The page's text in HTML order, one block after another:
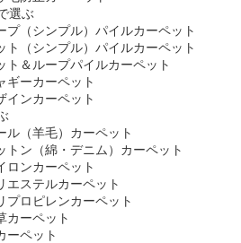
選ぶ
プ（シンプル）パイルカーペット
ト（シンプル）パイルカーペット
ト＆ループパイルカーペット
ギーカーペット
インカーペット
ル（羊毛）カーペット
トン（綿・デニム）カーペット
ロンカーペット
エステルカーペット
プロピレンカーペット
カーペット
ーペット